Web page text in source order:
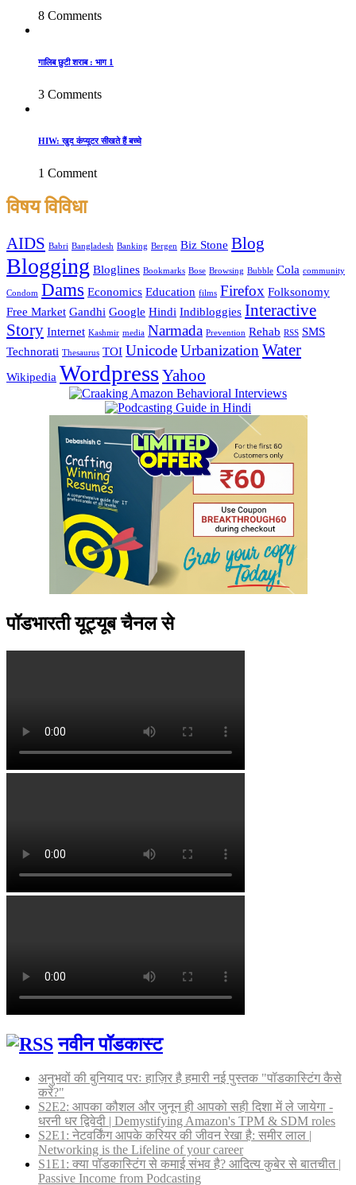
8 Comments
गालिब छुटी शराब : भाग 1
3 Comments
HIW: खुद कंप्यूटर सीखते हैं बच्चे
1 Comment
विषय विविधा
AIDS Babri Bangladesh Banking Bergen Biz Stone Blog
Blogging Bloglines Bookmarks Bose Browsing Bubble Cola community
Condom Dams Economics Education films Firefox Folksonomy
Free Market Gandhi Google Hindi Indibloggies Interactive
Story Internet Kashmir media Narmada Prevention Rehab RSS SMS
Technorati Thesaurus TOI UnicodeUrbanization Water
Wikipedia WordpressYahoo
पॉडभारती यूट्यूब चैनल से
नवीन पॉडकास्ट
अनुभवों की बुनियाद परः हाज़िर है हमारी नई पुस्तक "पॉडकास्टिंग कैसे
करें?"
S2E2: आपका कौशल और जुनून ही आपको सही दिशा में ले जायेगा -
धरनी धर द्विवेदी | Demystifying Amazon's TPM & SDM roles
S2E1: नेटवर्किंग आपके करियर की जीवन रेखा है: समीर लाल |
Networking is the Lifeline of your career
S1E1: क्या पॉडकास्टिंग से कमाई संभव है? आदित्य कुबेर से बातचीत |
Passive Income from Podcasting